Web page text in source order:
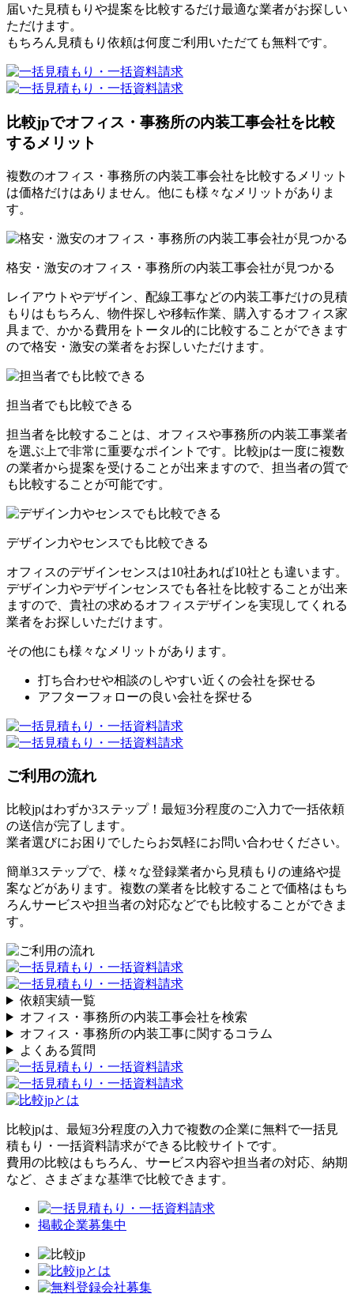
届いた見積もりや提案を比較するだけ最適な業者がお探しい
ただけます。
もちろん見積もり依頼は何度ご利用いただても無料です。
比較jpでオフィス・事務所の内装工事会社を比較
するメリット
複数のオフィス・事務所の内装工事会社を比較するメリット
は価格だけはありません。他にも様々なメリットがありま
す。
格安・激安のオフィス・事務所の内装工事会社が見つかる
レイアウトやデザイン、配線工事などの内装工事だけの見積
もりはもちろん、物件探しや移転作業、購入するオフィス家
具まで、かかる費用をトータル的に比較することができます
ので格安・激安の業者をお探しいただけます。
担当者でも比較できる
担当者を比較することは、オフィスや事務所の内装工事業者
を選ぶ上で非常に重要なポイントです。比較jpは一度に複数
の業者から提案を受けることが出来ますので、担当者の質で
も比較することが可能です。
デザイン力やセンスでも比較できる
オフィスのデザインセンスは10社あれば10社とも違います。
デザイン力やデザインセンスでも各社を比較することが出来
ますので、貴社の求めるオフィスデザインを実現してくれる
業者をお探しいただけます。
その他にも様々なメリットがあります。
打ち合わせや相談のしやすい近くの会社を探せる
アフターフォローの良い会社を探せる
ご利用の流れ
比較jpはわずか3ステップ！最短3分程度のご入力で一括依頼
の送信が完了します。
業者選びにお困りでしたらお気軽にお問い合わせください。
簡単3ステップで、様々な登録業者から見積もりの連絡や提
案などがあります。複数の業者を比較することで価格はもち
ろんサービスや担当者の対応などでも比較することができま
す。
依頼実績一覧
オフィス・事務所の内装工事会社を検索
オフィス・事務所の内装工事に関するコラム
よくある質問
比較jpは、 最短3分程度の入力で複数の企業に無料で一括見
積もり・一括資料請求ができる比較サイトです。
費用の比較はもちろん、サービス内容や担当者の対応、納期
など、さまざまな基準で比較できます。
掲載企業募集中